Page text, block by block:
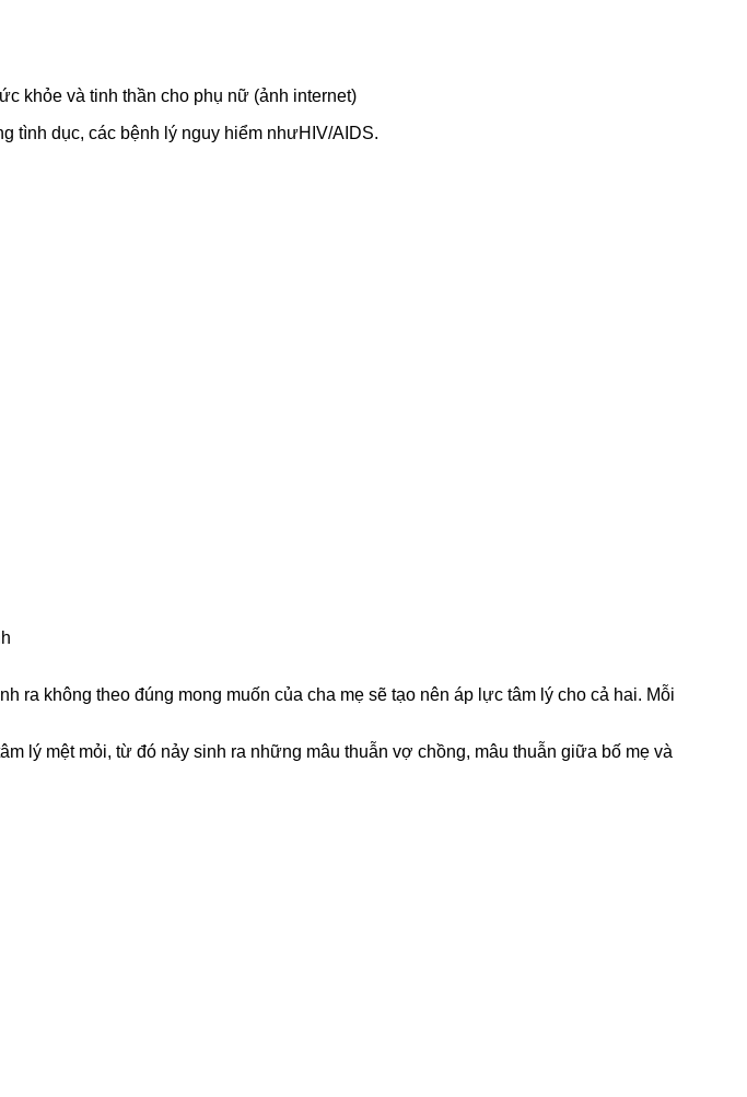
khỏe và tinh thần cho phụ nữ (ảnh internet)
tình dục, các bệnh lý nguy hiểm nhưH V/AIDS.
không theo đúng mong muốn của cha mẹ sẽ tạo nên áp lực tâm lý cho cả hai. Mỗi
lý mệt mỏi, từ đó nảy sinh ra những mâu thuẫn vợ chồng, mâu thuẫn giữa bố mẹ và